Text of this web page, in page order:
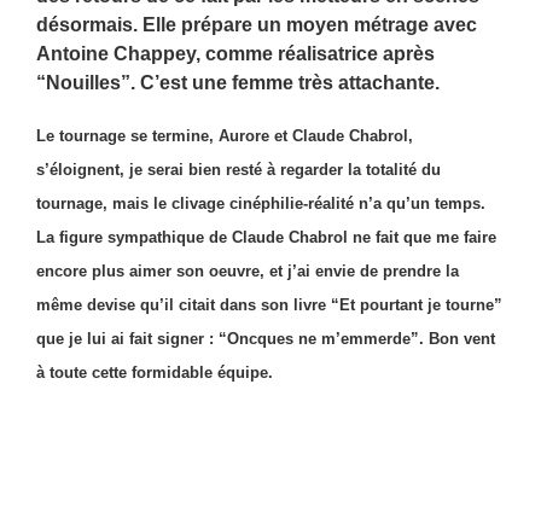
désormais. Elle prépare un moyen métrage avec
Antoine Chappey, comme réalisatrice après
“Nouilles”. C’est une femme très attachante.
Le tournage se termine, Aurore et Claude Chabrol,
s’éloignent, je serai bien resté à regarder la totalité du
tournage, mais le clivage cinéphilie-réalité n’a qu’un temps.
La figure sympathique de Claude Chabrol ne fait que me faire
encore plus aimer son oeuvre, et j’ai envie de prendre la
même devise qu’il citait dans son livre “Et pourtant je tourne”
que je lui ai fait signer : “Oncques ne m’emmerde”. Bon vent
à toute cette formidable équipe.